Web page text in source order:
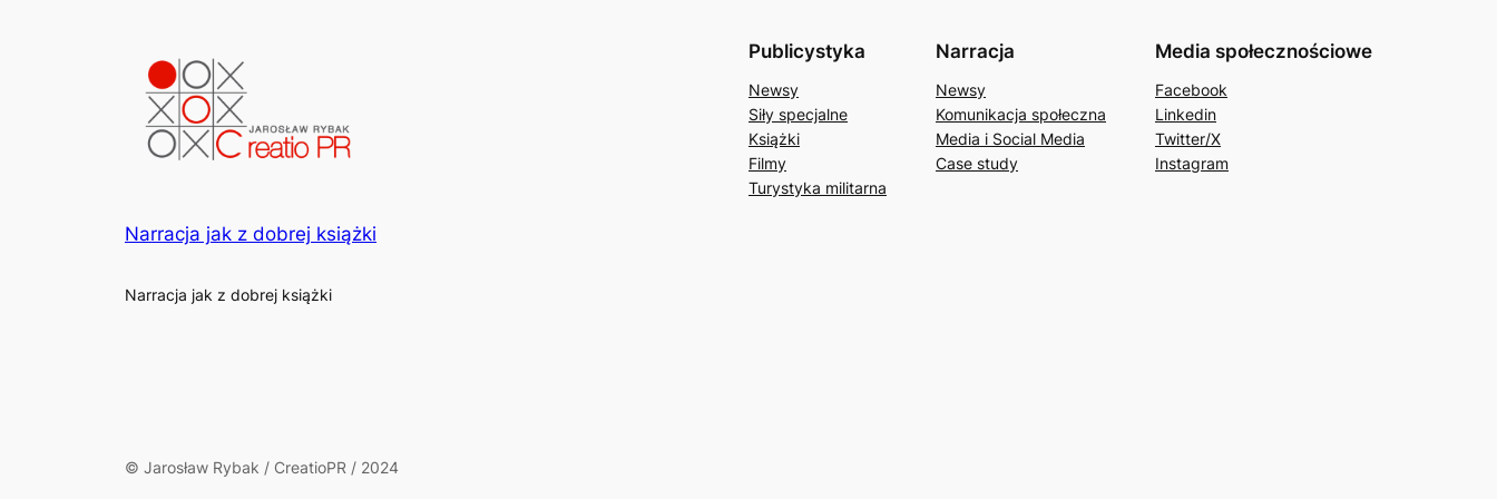
Narracja jak z dobrej książki
Narracja jak z dobrej książki
Publicystyka
Newsy
Siły specjalne
Książki
Filmy
Turystyka militarna
Narracja
Newsy
Komunikacja społeczna
Media i Social Media
Case study
Media społecznościowe
Facebook
Linkedin
Twitter/X
Instagram
© Jarosław Rybak / CreatioPR / 2024